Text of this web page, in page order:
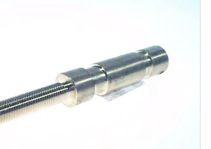
Bluetooth pour lire des services de
Spotify,Apple Music, Google Play Music
Grand affichage couleur, 250
mémoire pour la radio internet, Réveil
programmateur, Prévisions météo
dans le monde dont 500 en Allemagne,
d'énergie / dimmer, Menu en 17 langues,